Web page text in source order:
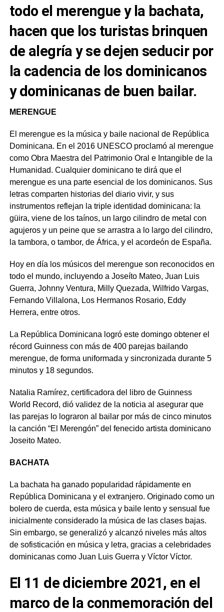
todo el merengue y la bachata,
hacen que los turistas brinquen
de alegría y se dejen seducir por
la cadencia de los dominicanos
y dominicanas de buen bailar.
MERENGUE
El merengue es la música y baile nacional de República
Dominicana. En el 2016 UNESCO proclamó al merengue
como Obra Maestra del Patrimonio Oral e Intangible de la
Humanidad. Cualquier dominicano te dirá que el
merengue es una parte esencial de los dominicanos. Sus
letras comparten historias del diario vivir, y sus
instrumentos reflejan la triple identidad dominicana: la
güira, viene de los taínos, un largo cilindro de metal con
agujeros y un peine que se arrastra a lo largo del cilindro,
la tambora, o tambor, de África, y el acordeón de España.
Hoy en día los músicos del merengue son reconocidos en
todo el mundo, incluyendo a Joseíto Mateo, Juan Luis
Guerra, Johnny Ventura, Milly Quezada, Wilfrido Vargas,
Fernando Villalona, Los Hermanos Rosario, Eddy
Herrera, entre otros.
La República Dominicana logró este domingo obtener el
récord Guinness con más de 400 parejas bailando
merengue, de forma uniformada y sincronizada durante 5
minutos y 18 segundos.
Natalia Ramírez, certificadora del libro de Guinness
World Record, dió validez de la noticia al asegurar que
las parejas lo lograron al bailar por más de cinco minutos
la canción “El Merengón” del fenecido artista dominicano
Joseito Mateo.
BACHATA
La bachata ha ganado popularidad rápidamente en
República Dominicana y el extranjero. Originado como un
bolero de cuerda, esta música y baile lento y sensual fue
inicialmente considerado la música de las clases bajas.
Sin embargo, se generalizó y alcanzó niveles más altos
de sofisticación en música y letra, gracias a celebridades
dominicanas como Juan Luis Guerra y Víctor Víctor.
El 11 de diciembre 2021, en el
marco de la conmemoración del